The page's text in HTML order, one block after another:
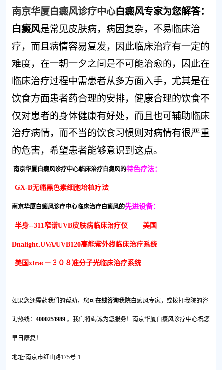
南京华厦白癜风诊疗中心白癜风专家为您解答：
白癜风是常见皮肤病，病因复杂，不易临床治
疗，而且病情容易复发，因此临床治疗有一定的
难度，在一朝一夕之间是不可能治愈的，因此在
临床治疗过程中需患者从多方面入手，尤其是在
饮食方面患者药合理的安排，健康合理的饮食不
仅对患者的身体健康有好处，而且也可辅助临床
治疗病情，而不当的饮食习惯则对病情有很严重
的危害，希望患者能够意识到这点。
南京华厦白癜风诊疗中心临床治疗白癜风的特色疗法：
GX-B无痛黑色素细胞培植疗法
南京华厦白癜风诊疗中心临床治疗白癜风的先进设备：
半身--311窄谱UVB皮肤病临床治疗仪 美国
Dnalight,UVA/UVB120高能紫外线临床治疗系统
美国xtrac－３０８准分子光临床治疗系统
如果您还需药我们的帮助，您可 在线咨询我院白癜风专家，或拨打我院的咨
询热线： 4000251989 。我们将竭诚为您服务！南京华厦白癜风诊疗中心祝您
早日康复！
地址:南京市红山路175号-1